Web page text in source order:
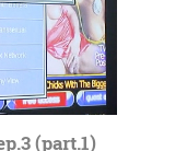
(part.1)